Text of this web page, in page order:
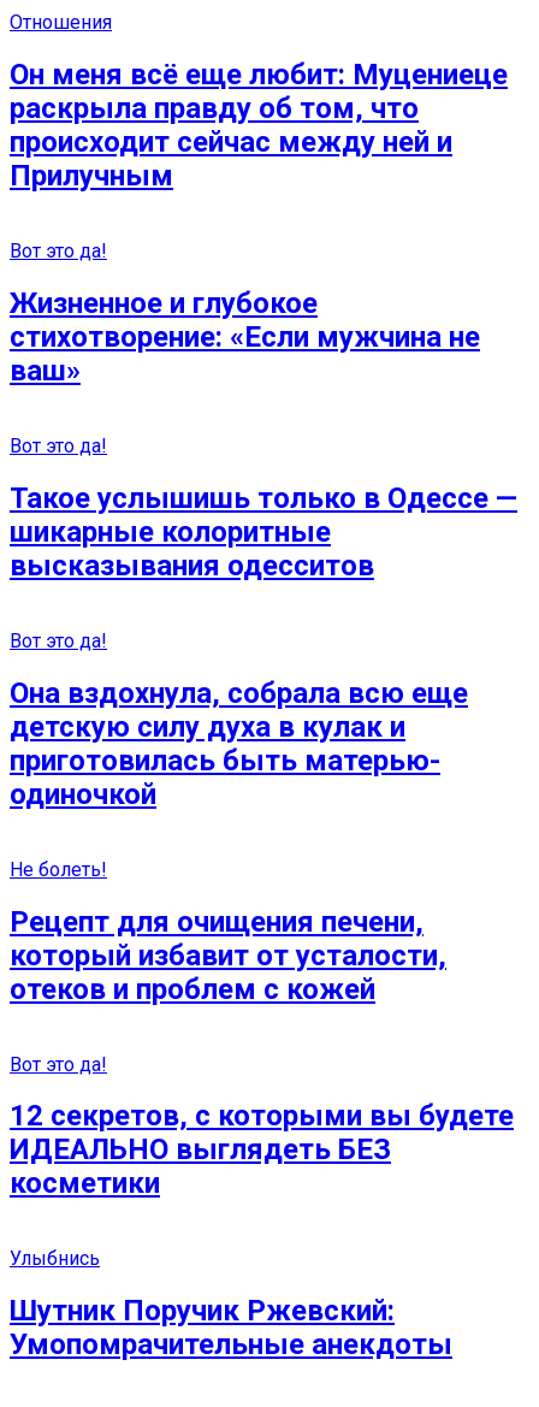
Отношения
Он меня всё еще любит: Муцениеце
раскрыла правду об том, что
происходит сейчас между ней и
Прилучным
Вот это да!
Жизненное и глубокое
стихотворение: «Если мужчина не
ваш»
Вот это да!
Такое услышишь только в Одессе —
шикарные колоритные
высказывания одесситов
Вот это да!
Она вздохнула, собрала всю еще
детскую силу духа в кулак и
приготовилась быть матерью-
одиночкой
Не болеть!
Рецепт для очищения печени,
который избавит от усталости,
отеков и проблем с кожей
Вот это да!
12 секретов, с которыми вы будете
ИДЕАЛЬНО выглядеть БЕЗ
косметики
Улыбнись
Шутник Поручик Ржевский:
Умопомрачительные анекдоты